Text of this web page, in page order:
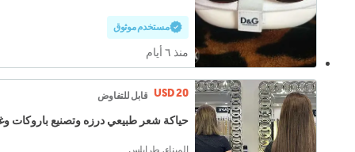
مستخدم موثوق
منذ ٦ أيام
USD 20 قابل للتفاوض
حياكة شعر طبيعي درزه وتصنيع باروكات
الميناء, طرابلس